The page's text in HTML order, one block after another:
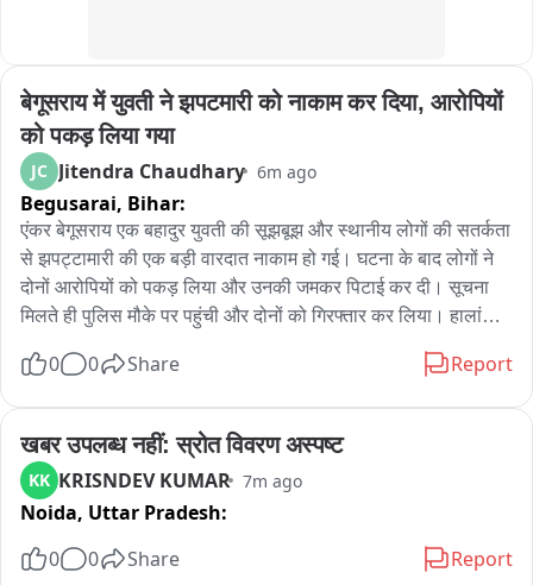
बेगूसराय में युवती ने झपटमारी को नाकाम कर दिया, आरोपियों
को पकड़ लिया गया
JC Jitendra Chaudhary 6m ago
Begusarai, Bihar:
एंकर बेगूसराय एक बहादुर युवती की सूझबूझ और स्थानीय लोगों की सतर्कता
से झपट्टामारी की एक बड़ी वारदात नाकाम हो गई। घटना के बाद लोगों ने
दोनों आरोपियों को पकड़ लिया और उनकी जमकर पिटाई कर दी। सूचना
मिलते ही पुलिस मौके पर पहुंची और दोनों को गिरफ्तार कर लिया। हालांकि
कि बेगूसराय के मंसूरचक थाना क्षेत्र में झपट्टामारी की कोशिश उस समय
डटकर मुकाबला किया। बताया जा रहा है कि युवती मंसूरचक से अपने घर
ओरियामा जा रही थी। इसी दौरान स्प्लेंडर बाइक पर सवार दो युवकों ने
उसके साथ झपट्टामारी करने की कोशिश की।वारदात को अंजाम देने के
बाद जैसे ही दोनों आरोपी बाइक से भागने लगे, युवती ने पीछे से बाइक पकड़
ली और जोर-जोर से शोर मचाना शुरू कर दिया। युवती की आवाज सुनकर
आसपास के लोग मौके पर पहुंचे और दोनों आरोपियों को पकड़ लिया। इसके
0 0 Share Report
खबर उपलब्ध नहीं: स्रोत विवरण अस्पष्ट
KK KRISNDEV KUMAR 7m ago
Noida, Uttar Pradesh:
0
0 Share Report